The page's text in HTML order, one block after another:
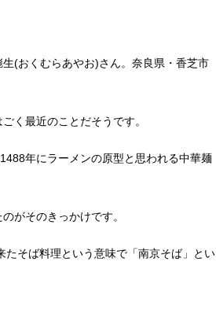
(おくむらあやお)さん。奈良県・香芝市
く最近のことだそうです。
年にラーメンの原型と思われる中華麺
がそのきっかけです。
そば料理という意味で「南京そば」とい